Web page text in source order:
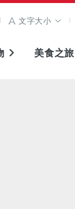
文字大小
美食之旅